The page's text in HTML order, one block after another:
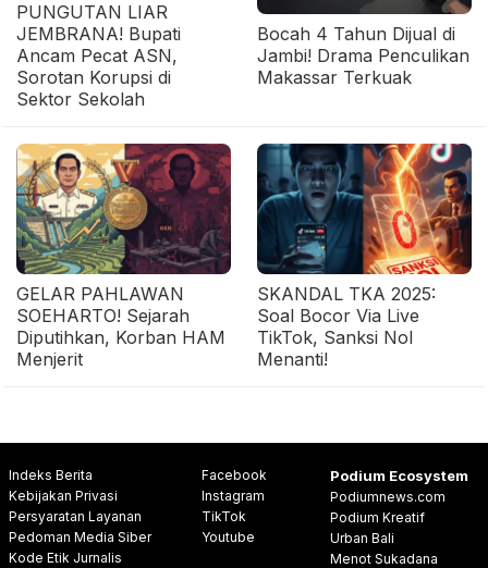
PUNGUTAN LIAR
JEMBRANA! Bupati
Ancam Pecat ASN,
Sorotan Korupsi di
Sektor Sekolah
Bocah 4 Tahun Dijual di
Jambi! Drama Penculikan
Makassar Terkuak
GELAR PAHLAWAN
SOEHARTO! Sejarah
Diputihkan, Korban HAM
Menjerit
SKANDAL TKA 2025:
Soal Bocor Via Live
TikTok, Sanksi Nol
Menanti!
Indeks Berita
Kebijakan Privasi
Persyaratan Layanan
Pedoman Media Siber
Kode Etik Jurnalis
Facebook
Instagram
TikTok
Youtube
Podium Ecosystem
Podiumnews.com
Podium Kreatif
Urban Bali
Menot Sukadana